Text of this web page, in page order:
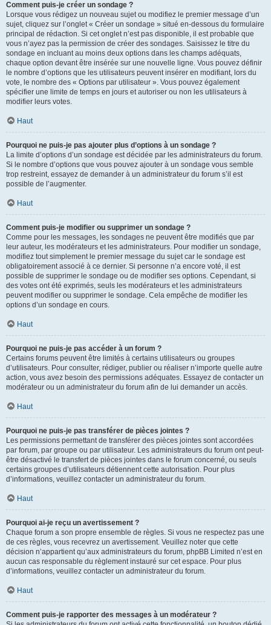
Comment puis-je créer un sondage ?
Lorsque vous rédigez un nouveau sujet ou modifiez le premier message d’un
sujet, cliquez sur l’onglet « Créer un sondage » situé en-dessous du formulaire
principal de rédaction. Si cet onglet n’est pas disponible, il est probable que
vous n’ayez pas la permission de créer des sondages. Saisissez le titre du
sondage en incluant au moins deux options dans les champs adéquats,
chaque option devant être insérée sur une nouvelle ligne. Vous pouvez définir
le nombre d’options que les utilisateurs peuvent insérer en modifiant, lors du
vote, le nombre des « Options par utilisateur ». Vous pouvez également
spécifier une limite de temps en jours et autoriser ou non les utilisateurs à
modifier leurs votes.
Haut
Pourquoi ne puis-je pas ajouter plus d’options à un sondage ?
La limite d’options d’un sondage est décidée par les administrateurs du forum.
Si le nombre d’options que vous pouvez ajouter à un sondage vous semble
trop restreint, essayez de demander à un administrateur du forum s’il est
possible de l’augmenter.
Haut
Comment puis-je modifier ou supprimer un sondage ?
Comme pour les messages, les sondages ne peuvent être modifiés que par
leur auteur, les modérateurs et les administrateurs. Pour modifier un sondage,
modifiez tout simplement le premier message du sujet car le sondage est
obligatoirement associé à ce dernier. Si personne n’a encore voté, il est
possible de supprimer le sondage ou de modifier ses options. Cependant, si
des votes ont été exprimés, seuls les modérateurs et les administrateurs
peuvent modifier ou supprimer le sondage. Cela empêche de modifier les
options d’un sondage en cours.
Haut
Pourquoi ne puis-je pas accéder à un forum ?
Certains forums peuvent être limités à certains utilisateurs ou groupes
d’utilisateurs. Pour consulter, rédiger, publier ou réaliser n’importe quelle autre
action, vous avez besoin des permissions adéquates. Essayez de contacter un
modérateur ou un administrateur du forum afin de lui demander un accès.
Haut
Pourquoi ne puis-je pas transférer de pièces jointes ?
Les permissions permettant de transférer des pièces jointes sont accordées
par forum, par groupe ou par utilisateur. Les administrateurs du forum ont peut-
être désactivé le transfert de pièces jointes dans le forum concerné, ou seuls
certains groupes d’utilisateurs détiennent cette autorisation. Pour plus
d’informations, veuillez contacter un administrateur du forum.
Haut
Pourquoi ai-je reçu un avertissement ?
Chaque forum a son propre ensemble de règles. Si vous ne respectez pas une
de ces règles, vous recevrez un avertissement. Veuillez noter que cette
décision n’appartient qu’aux administrateurs du forum, phpBB Limited n’est en
aucun cas responsable du règlement instauré sur cet espace. Pour plus
d’informations, veuillez contacter un administrateur du forum.
Haut
Comment puis-je rapporter des messages à un modérateur ?